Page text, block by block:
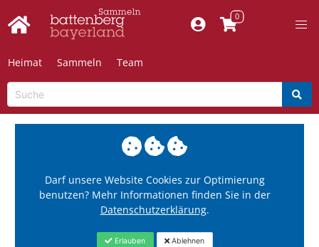
Heimat Sammeln Team
Darf unsere Website Cookies zur Optimierung
benutzen? Mehr Informationen finden Sie in der
Datenschutzerklärung.
Erlauben Ablehnen